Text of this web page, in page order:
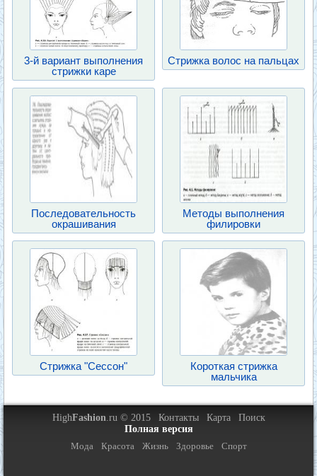
3-й вариант выполнения
стрижки каре
Стрижка волос на пальцах
Последовательность
окрашивания
Методы выполнения
филировки
Стрижка "Сессон"
Короткая стрижка
мальчика
HighFashion.ru © 2015 Контакты Карта
Поиск
Полная версия
Мода
Красота Жизнь Здоровье Спорт